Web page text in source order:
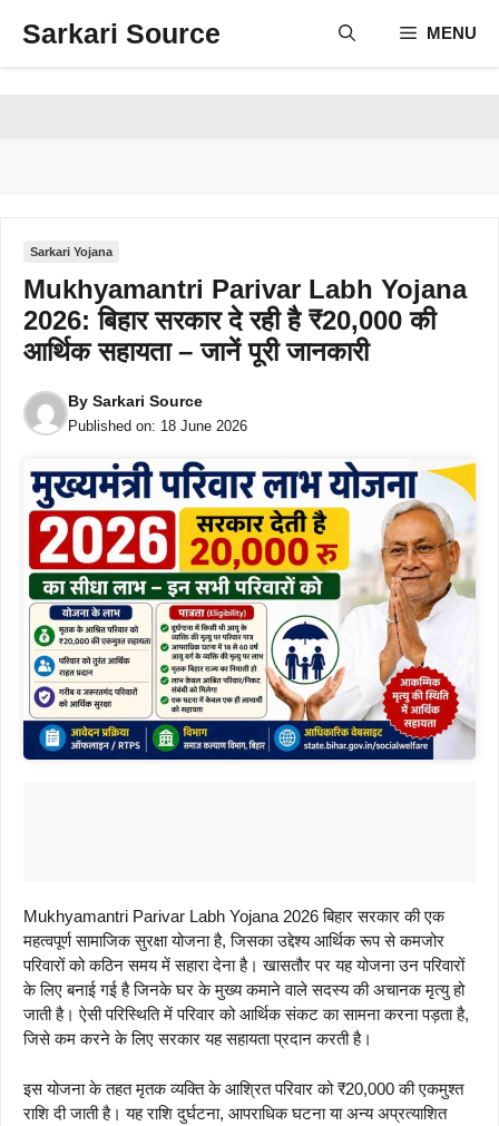
Sarkari Source MENU
Sarkari Yojana
Mukhyamantri Parivar Labh Yojana
2026: बिहार सरकार दे रही है ₹20,000 की
आर्थिक सहायता – जानें पूरी जानकारी
By Sarkari Source
Published on: 18 June 2026
Mukhyamantri Parivar Labh Yojana 2026 बिहार सरकार की एक
महत्वपूर्ण सामाजिक सुरक्षा योजना है, जिसका उद्देश्य आर्थिक रूप से कमजोर
परिवारों को कठिन समय में सहारा देना है। खासतौर पर यह योजना उन परिवारों
के लिए बनाई गई है जिनके घर के मुख्य कमाने वाले सदस्य की अचानक मृत्यु हो
जाती है। ऐसी परिस्थिति में परिवार को आर्थिक संकट का सामना करना पड़ता है,
जिसे कम करने के लिए सरकार यह सहायता प्रदान करती है।
इस योजना के तहत मृतक व्यक्ति के आश्रित परिवार को ₹20,000 की एकमुश्त
राशि दी जाती है। यह राशि दुर्घटना, आपराधिक घटना या अन्य अप्रत्याशित